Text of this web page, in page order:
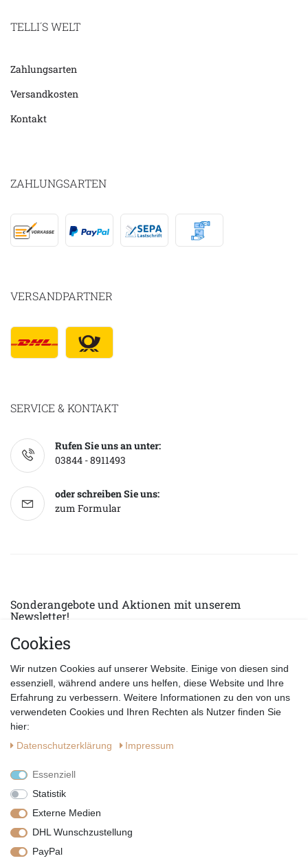
TELLI´S WELT
Zahlungsarten
Versandkosten
Kontakt
ZAHLUNGSARTEN
VERSANDPARTNER
SERVICE & KONTAKT
Rufen Sie uns an unter:
03844 - 8911493
oder schreiben Sie uns:
zum Formular
Sonderangebote und Aktionen mit unserem
Newsletter!
E-MAIL *
Datenschutzerklärung
Vertrag widerrufen
Cookies
Wir nutzen Cookies auf unserer Website. Einige von diesen sind
essenziell, während andere uns helfen, diese Website und Ihre
Erfahrung zu verbessern. Weitere Informationen zu den von uns
verwendeten Cookies und Ihren Rechten als Nutzer finden Sie
hier:
Daten­schutz­erklärung
Impressum
Essenziell
Statistik
Externe Medien
DHL Wunschzustellung
PayPal